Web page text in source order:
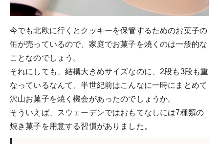
今でも北欧に行くとクッキーを保管するためのお菓子の
缶が売っているので、家庭でお菓子を焼くのは一般的な
ことなのでしょう。
それにしても、結構大きめサイズなのに、2段も3段も重
なっているなんて、半世紀前はこんなに一時にまとめて
沢山お菓子を焼く機会があったのでしょうか。
そういえば、スウェーデンではおもてなしには7種類の
焼き菓子を用意する習慣がありました。